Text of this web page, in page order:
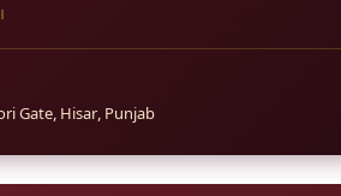
Gate, Hisar, Punjab